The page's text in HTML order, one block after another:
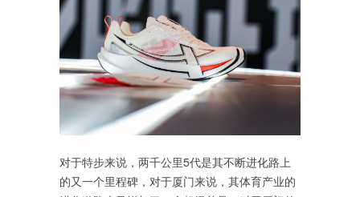
对于特步来说，两千公里5代是其不断进化路上
的又一个里程碑，对于厦门来说，其体育产业的